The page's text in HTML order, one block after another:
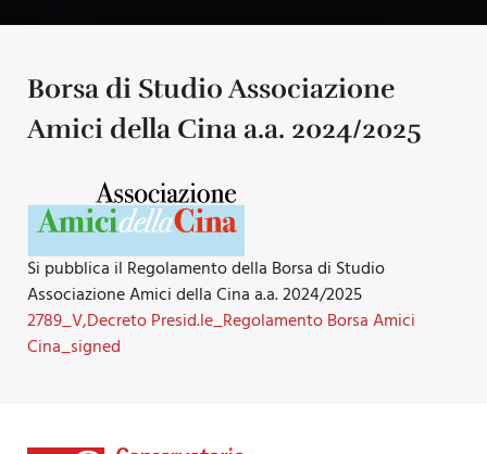
Borsa di Studio Associazione
Amici della Cina a.a. 2024/2025
Si pubblica il Regolamento della Borsa di Studio
Associazione Amici della Cina a.a. 2024/2025
2789_V,Decreto Presid.le_Regolamento Borsa Amici
Cina_signed